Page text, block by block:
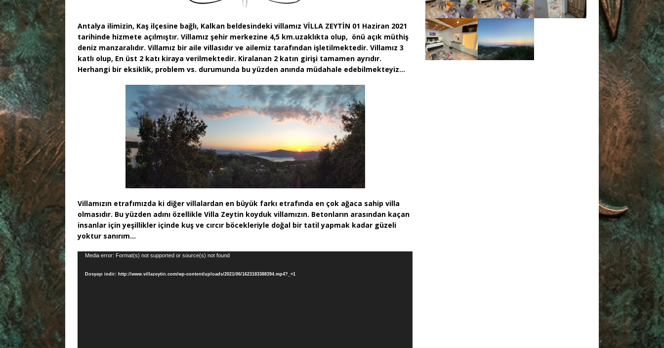
Antalya ilimizin, Kaş ilçesine bağlı, Kalkan beldesindeki villamız VİLLA ZEYTİN 01 Haziran 2021
tarihinde hizmete açılmıştır. Villamız şehir merkezine 4,5 km.uzaklıkta olup, önü açık müthiş
deniz manzaralıdır. Villamız bir aile villasıdır ve ailemiz tarafından işletilmektedir. Villamız 3
katlı olup, En üst 2 katı kiraya verilmektedir. Kiralanan 2 katın girişi tamamen ayrıdır.
Herhangi bir eksiklik, problem vs. durumunda bu yüzden anında müdahale edebilmekteyiz…
Villamızın etrafımızda ki diğer villalardan en büyük farkı etrafında en çok ağaca sahip villa
olmasıdır. Bu yüzden adını özellikle Villa Zeytin koyduk villamızın. Betonların arasından kaçan
insanlar için yeşillikler içinde kuş ve cırcır böcekleriyle doğal bir tatil yapmak kadar güzeli
yoktur sanırım…
Video
Media error: Format(s) not supported or source(s) not found
Dosyayı indir: http://www.villazeytin.com/wp-content/uploads/2021/06/1623183388394.mp4?_=1